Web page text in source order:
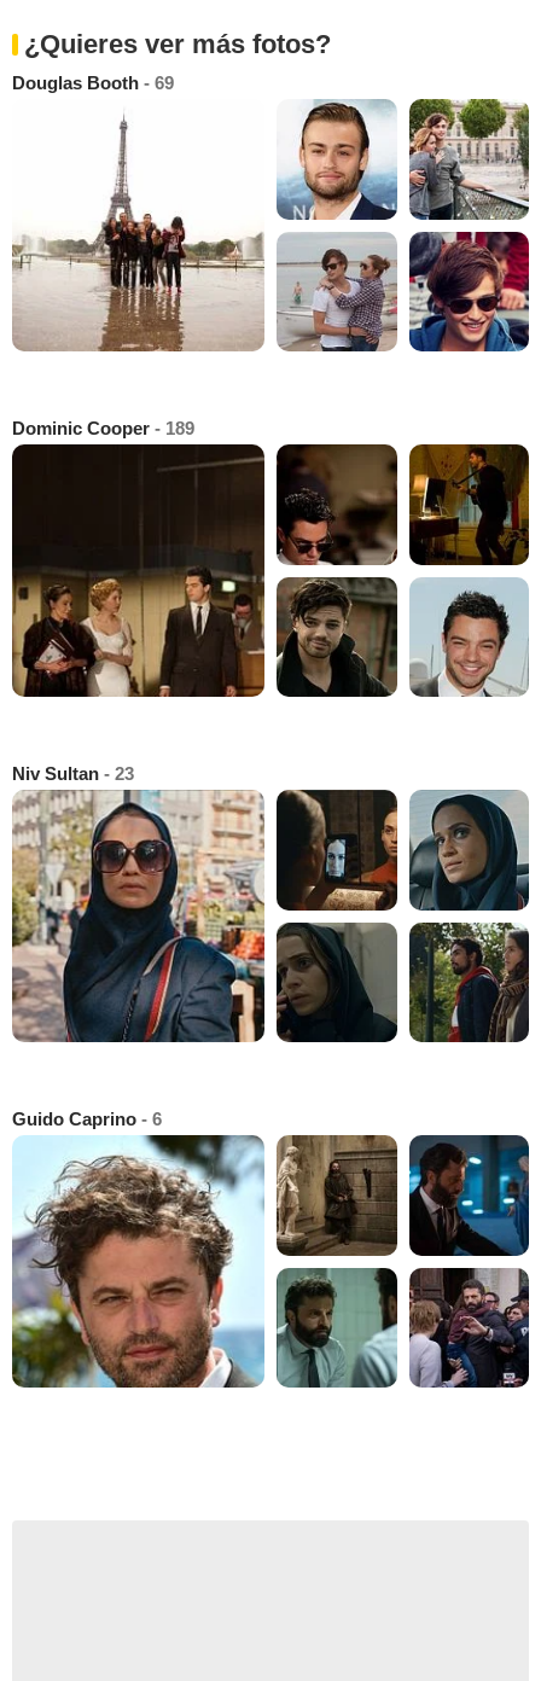
¿Quieres ver más fotos?
Douglas Booth - 69
Dominic Cooper - 189
Niv Sultan - 23
Guido Caprino - 6